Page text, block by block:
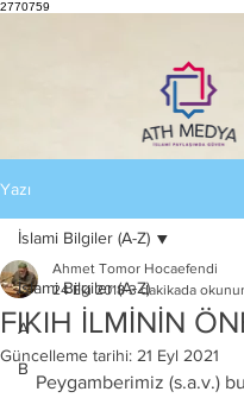
2770759
Yazı
İslami Bilgiler (A-Z)
A
B
İslami Bilgiler (A-Z)
FIKIH İLMİNİN
Ahmet Tomor Hocaefendi
24 Eki 2018 3 dakikada okunur
Güncelleme tarihi: 21 Eyl 2021
Peygamberimiz (s.a.v.)